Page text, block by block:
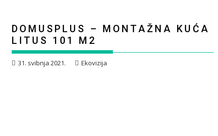
DOMUSPLUS – MONTAŽNA KUĆA
LITUS 101 M2
31. svibnja 2021. Ekovizija